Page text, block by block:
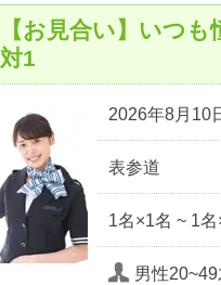
【お見合い】いつ
対1
2026年8月10
表参道
1名×1名 ~ 1名
男性